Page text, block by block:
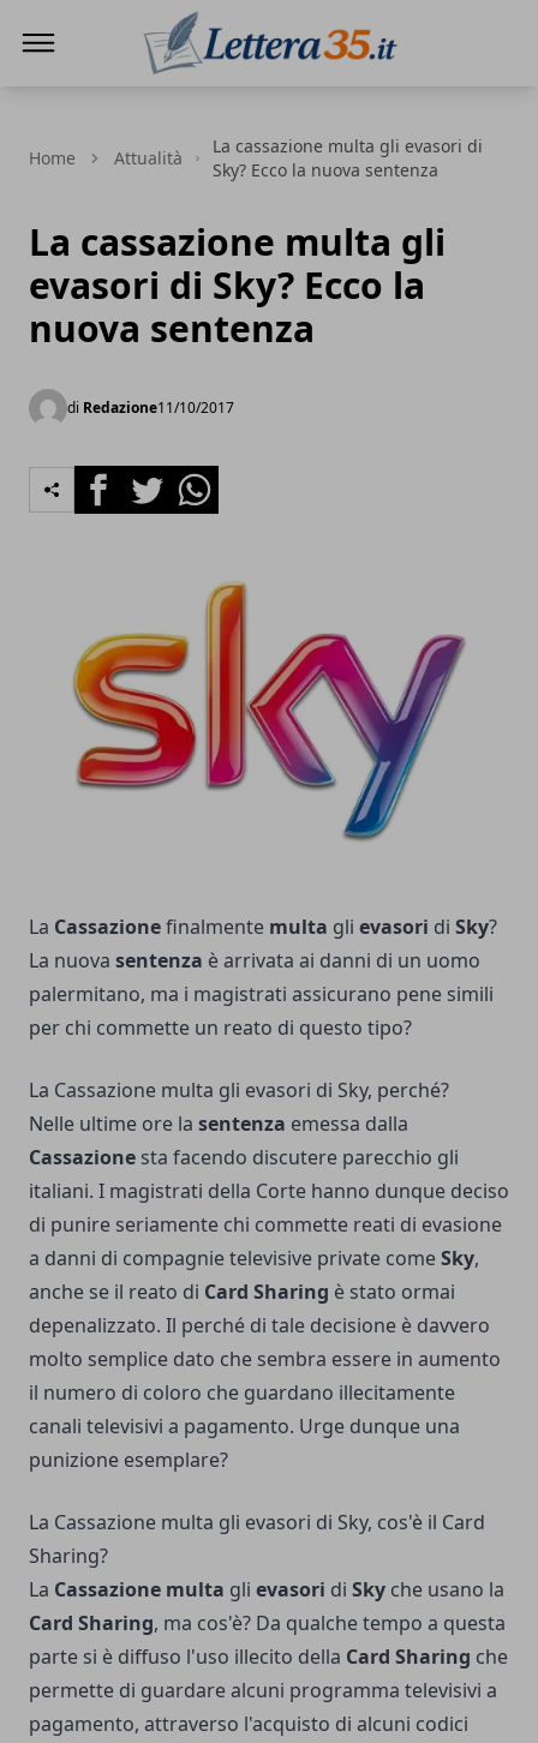
Home Attualità
La cassazione multa gli evasori di
Sky? Ecco la nuova sentenza
La cassazione multa gli
evasori di Sky? Ecco la
nuova sentenza
di Redazione11/10/2017
FacebookTwitterWhatsapp
La Cassazionefinalmente multa gli evasori di Sky?
La nuova sentenza è arrivata ai danni di un uomo
palermitano, ma i magistrati assicurano pene simili
per chi commette un reato di questo tipo?
La Cassazione multa gli evasori di Sky, perché?
Nelle ultime ore la sentenza emessa dalla
Cassazione sta facendo discutere parecchio gli
italiani. I magistrati della Corte hanno dunque deciso
di punire seriamente chi commette reati di evasione
a danni di compagnie televisive private comeSky,
anche se il reato di Card Sharing è stato ormai
depenalizzato. Il perché di tale decisione è davvero
molto semplice dato che sembra essere in aumento
il numero di coloro che guardano illecitamente
canali televisivi a pagamento. Urge dunque una
punizione esemplare?
La Cassazione multa gli evasori di Sky, cos'è il Card
Sharing?
La Cassazione multa gli evasori di Sky che usano la
Card Sharing, ma cos'è? Da qualche tempo a questa
parte si è diffuso l'uso illecito della Card Sharing che
permette di guardare alcuni programma televisivi a
pagamento, attraverso l'acquisto di alcuni codici